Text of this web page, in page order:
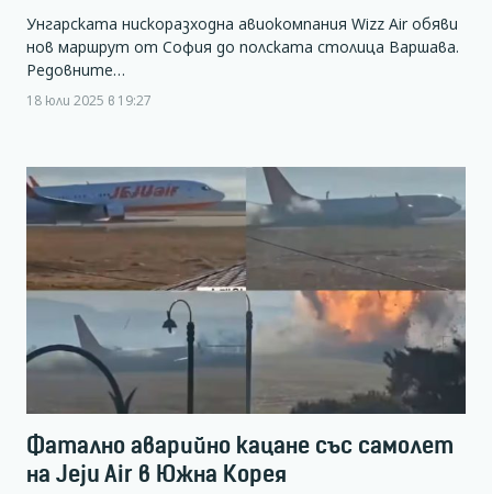
Унгарската нискоразходна авиокомпания Wizz Air обяви
нов маршрут от София до полската столица Варшава.
Редовните…
18 юли 2025 в 19:27
Фатално аварийно кацане със самолет
на Jeju Air в Южна Корея